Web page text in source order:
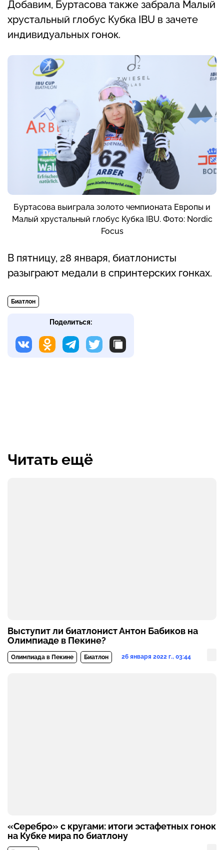
Добавим, Буртасова также забрала Малый
хрустальный глобус Кубка IBU в зачете
индивидуальных гонок.
Буртасова выиграла золото чемпионата Европы и
Малый хрустальный глобус Кубка IBU. Фото: Nordic
Focus
В пятницу, 28 января, биатлонисты
разыграют медали в спринтерских гонках.
Биатлон
Поделиться:
Читать ещё
Выступит ли биатлонист Антон Бабиков на
Олимпиаде в Пекине?
Олимпиада в Пекине Биатлон 26 января 2022 г., 03:44
«Серебро» с кругами: итоги эстафетных гонок
на Кубке мира по биатлону